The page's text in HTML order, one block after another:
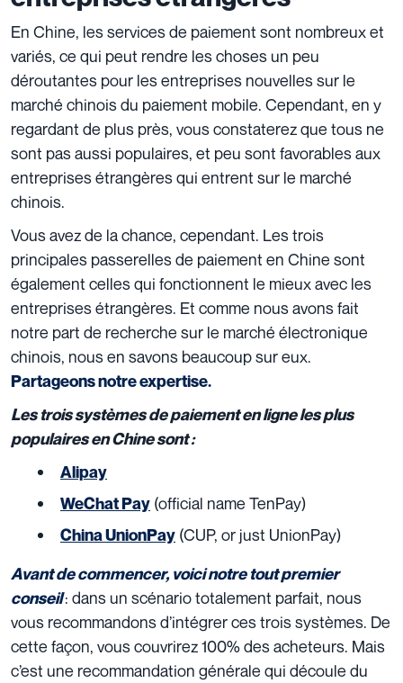
En Chine, les services de paiement sont nombreux et
variés, ce qui peut rendre les choses un peu
déroutantes pour les entreprises nouvelles sur le
marché chinois du paiement mobile. Cependant, en y
regardant de plus près, vous constaterez que tous ne
sont pas aussi populaires, et peu sont favorables aux
entreprises étrangères qui entrent sur le marché
chinois.
Vous avez de la chance, cependant. Les trois
principales passerelles de paiement en Chine sont
également celles qui fonctionnent le mieux avec les
entreprises étrangères. Et comme nous avons fait
notre part de recherche sur le marché électronique
chinois, nous en savons beaucoup sur eux.
Partageons notre expertise.
Les trois systèmes de paiement en ligne les plus
populaires en Chine sont :
Alipay
WeChat Pay (official name TenPay)
China UnionPay (CUP, or just UnionPay)
Avant de commencer, voici notre tout premier
conseil: dans un scénario totalement parfait, nous
vous recommandons d’intégrer ces trois systèmes. De
cette façon, vous couvrirez 100% des acheteurs. Mais
c’est une recommandation générale qui découle du